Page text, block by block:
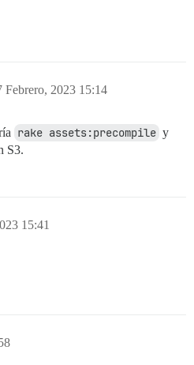
Febrero, 2023 15:14
rake assets:precompile y
S3.
15:41